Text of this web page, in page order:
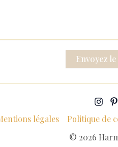
Envoyez
légales Politique de
© 2026